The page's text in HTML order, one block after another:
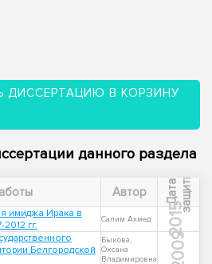
ДИССЕРТАЦИЮ В КОРЗИНУ
данного раздела
Автор Д
а
т
а
з
а
щ
и
ты
имиджа Ирака в
гг.
Салим Ахмед 2015
Белгородской
Быкова,
Оксана
Владимировна
2009